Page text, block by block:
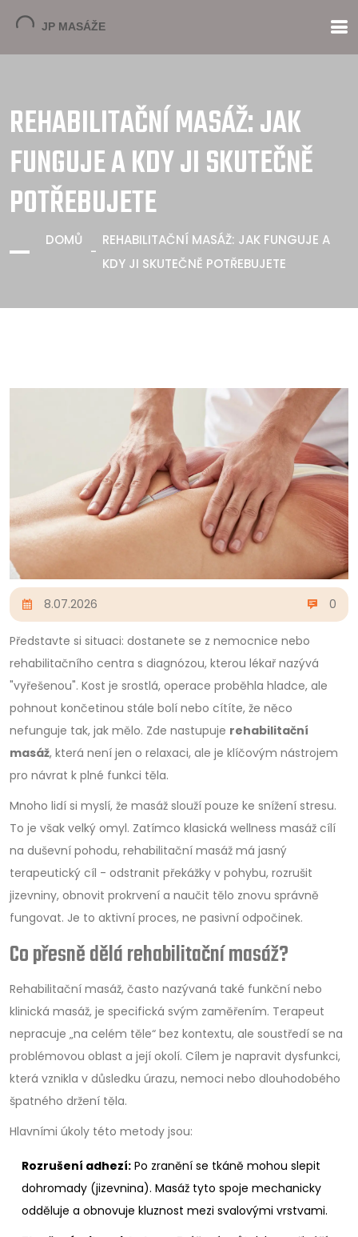
REHABILITAČNÍ MASÁŽ: JAK
FUNGUJE A KDY JI SKUTEČNĚ
POTŘEBUJETE
DOMŮ
REHABILITAČNÍ MASÁŽ: JAK FUNGUJE A
KDY JI SKUTEČNĚ POTŘEBUJETE
8.07.2026 0
Představte si situaci: dostanete se z nemocnice nebo
rehabilitačního centra s diagnózou, kterou lékař nazývá
"vyřešenou". Kost je srostlá, operace proběhla hladce, ale
pohnout končetinou stále bolí nebo cítíte, že něco
nefunguje tak, jak mělo. Zde nastupuje rehabilitační
masáž, která není jen o relaxaci, ale je klíčovým nástrojem
pro návrat k plné funkci těla.
Mnoho lidí si myslí, že masáž slouží pouze ke snížení stresu.
To je však velký omyl. Zatímco klasická wellness masáž cílí
na duševní pohodu, rehabilitační masáž má jasný
terapeutický cíl - odstranit překážky v pohybu, rozrušit
jizevniny, obnovit prokrvení a naučit tělo znovu správně
fungovat. Je to aktivní proces, ne pasivní odpočinek.
Co přesně dělá rehabilitační masáž?
Rehabilitační masáž, často nazývaná také funkční nebo
klinická masáž, je specifická svým zaměřením. Terapeut
nepracuje „na celém těle“ bez kontextu, ale soustředí se na
problémovou oblast a její okolí. Cílem je napravit dysfunkci,
která vznikla v důsledku úrazu, nemoci nebo dlouhodobého
špatného držení těla.
Hlavními úkoly této metody jsou:
Rozrušení adhezí: Po zranění se tkáně mohou slepit
dohromady (jizevnina). Masáž tyto spoje mechanicky
odděluje a obnovuje kluznost mezi svalovými vrstvami.